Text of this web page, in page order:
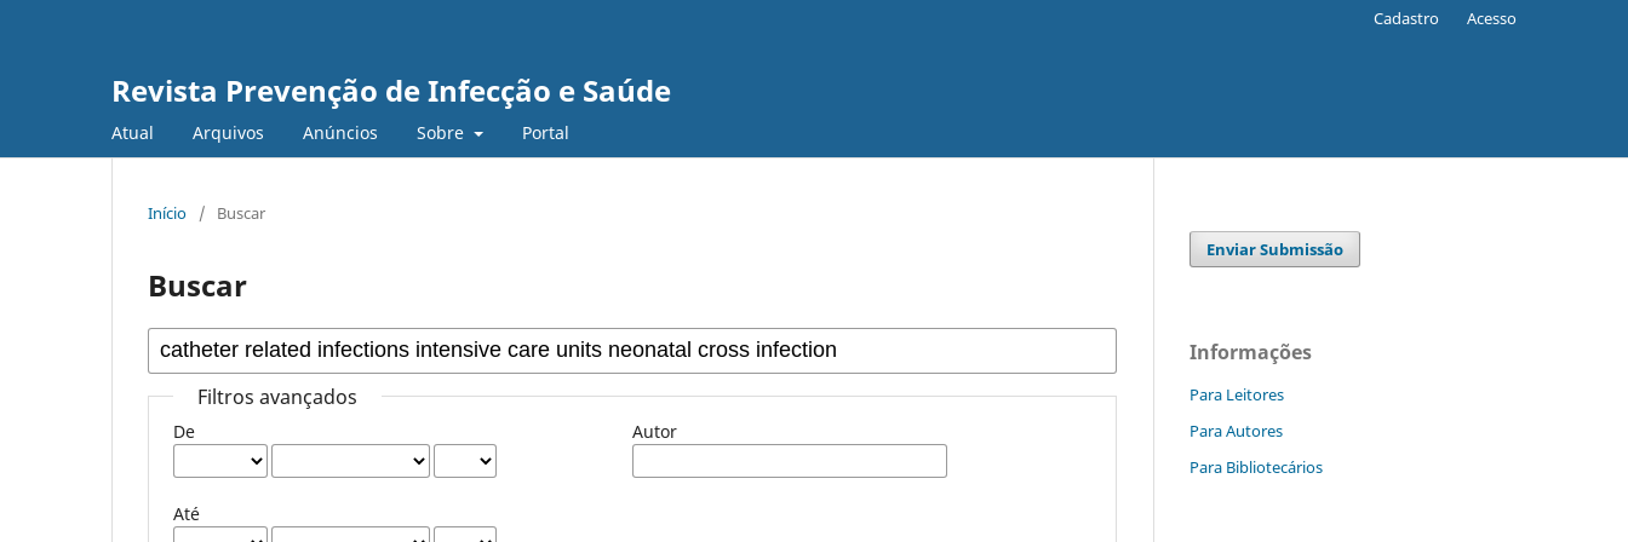
Revista Prevenção de Infecção e Saúde
Atual Arquivos Anúncios Sobre Portal
Cadastro Acesso
Início / Buscar
Buscar
Filtros avançados
De
Até
Autor
Enviar Submissão
Informações
Para Leitores
Para Autores
Para Bibliotecários